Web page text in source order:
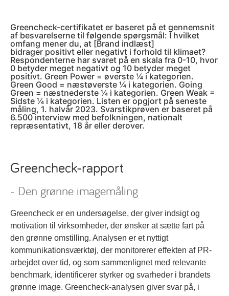
Greencheck-certifikatet er baseret på et gennemsnit
af besvarelserne til følgende spørgsmål: I hvilket
omfang mener du, at [Brand indlæst]
bidrager positivt eller negativt i forhold til klimaet?
Respondenterne har svaret på en skala fra 0-10, hvor
0 betyder meget negativt og 10 betyder meget
positivt. Green Power = øverste ¼ i kategorien.
Green Good = næstøverste ¼ i kategorien. Going
Green = næstnederste ¼ i kategorien. Green Weak =
Sidste ¼ i kategorien. Listen er opgjort på seneste
måling, 1. halvår 2023. Svarstikprøven er baseret på
6.500 interview med befolkningen, nationalt
repræsentativt, 18 år eller derover.
Greencheck-rapport
- Den grønne imagemåling
Greencheck er en undersøgelse, der giver indsigt og
motivation til virksomheder, der ønsker at sætte fart på
den grønne omstilling. Analysen er et nyttigt
kommunikationsværktøj, der monitorerer effekten af PR-
arbejdet over tid, og som sammenlignet med relevante
benchmark, identificerer styrker og svarheder i brandets
grønne image. Greencheck-analysen giver svar på, i